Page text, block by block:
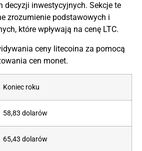
decyzji inwestycyjnych. Sekcje te
zrozumienie podstawowych i
które wpływają na cenę LTC.
ceny litecoina za pomocą
cen monet.
Koniec roku
58,83 dolarów
65,43 dolarów